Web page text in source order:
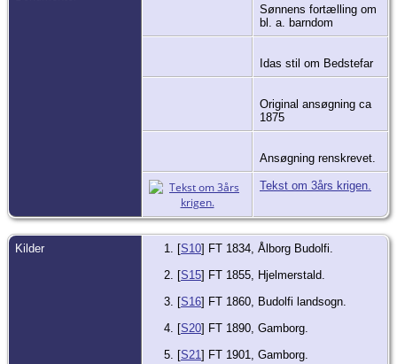
Sønnens fortælling om
bl. a. barndom
Idas stil om Bedstefar
Original ansøgning ca
1875
Ansøgning renskrevet.
Tekst om 3års krigen.
Kilder [S10] FT 1834, Ålborg Budolfi.
[S15] FT 1855, Hjelmerstald.
[S16] FT 1860, Budolfi landsogn.
[S20] FT 1890, Gamborg.
[S21] FT 1901, Gamborg.